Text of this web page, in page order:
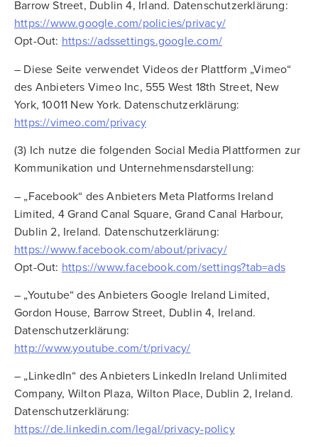
Barrow Street, Dublin 4, Irland. Datenschutzerklärung:
https://www.google.com/policies/privacy/
Opt-Out: https://adssettings.google.com/
– Diese Seite verwendet Videos der Plattform „Vimeo“
des Anbieters Vimeo Inc, 555 West 18th Street, New
York, 10011 New York. Datenschutzerklärung:
https://vimeo.com/privacy
(3) Ich nutze die folgenden Social Media Plattformen zur
Kommunikation und Unternehmensdarstellung:
– „Facebook“ des Anbieters Meta Platforms Ireland
Limited, 4 Grand Canal Square, Grand Canal Harbour,
Dublin 2, Ireland. Datenschutzerklärung:
https://www.facebook.com/about/privacy/
Opt-Out: https://www.facebook.com/settings?tab=ads
– „Youtube“ des Anbieters Google Ireland Limited,
Gordon House, Barrow Street, Dublin 4, Ireland.
Datenschutzerklärung:
http://www.youtube.com/t/privacy/
– „LinkedIn“ des Anbieters LinkedIn Ireland Unlimited
Company, Wilton Plaza, Wilton Place, Dublin 2, Ireland.
Datenschutzerklärung:
https://de.linkedin.com/legal/privacy-policy